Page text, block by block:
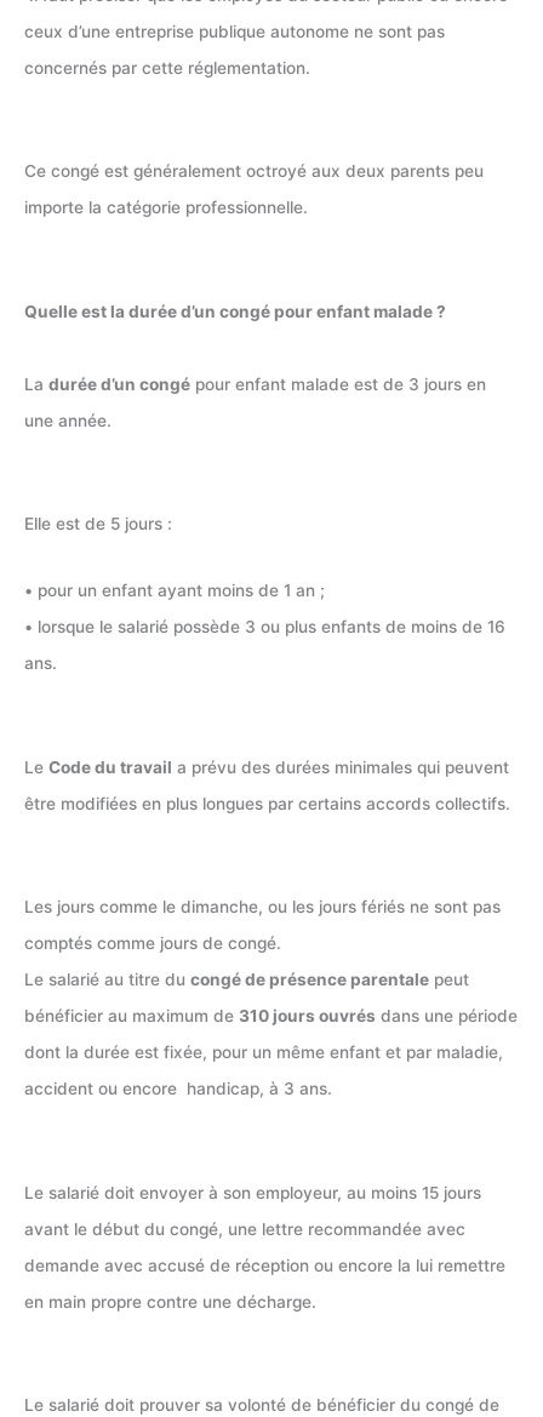
ceux d’une entreprise publique autonome ne sont pas
concernés par cette réglementation.
Ce congé est généralement octroyé aux deux parents peu
importe la catégorie professionnelle.
Quelle est la durée d’un congé pour enfant malade ?
La durée d’un congé pour enfant malade est de 3 jours en
une année.
Elle est de 5 jours :
• pour un enfant ayant moins de 1 an ;
• lorsque le salarié possède 3 ou plus enfants de moins de 16
ans.
Le Code du travail a prévu des durées minimales qui peuvent
être modifiées en plus longues par certains accords collectifs.
Les jours comme le dimanche, ou les jours fériés ne sont pas
comptés comme jours de congé.
Le salarié au titre du congé de présence parentale peut
bénéficier au maximum de 310 jours ouvrés dans une période
dont la durée est fixée, pour un même enfant et par maladie,
accident ou encore handicap, à 3 ans.
Le salarié doit envoyer à son employeur, au moins 15 jours
avant le début du congé, une lettre recommandée avec
demande avec accusé de réception ou encore la lui remettre
en main propre contre une décharge.
Le salarié doit prouver sa volonté de bénéficier du congé de